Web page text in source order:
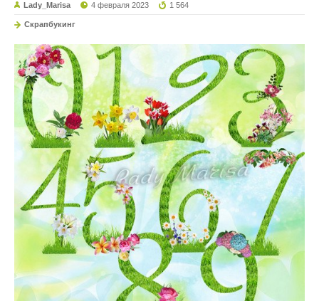
Lady_Marisa 4 февраля 2023 1 564
Скрапбукинг